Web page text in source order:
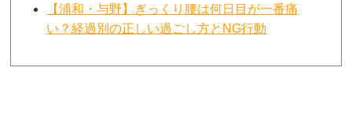
【浦和・与野】ぎっくり腰は何日目が一番痛
い？経過別の正しい過ごし方とNG行動